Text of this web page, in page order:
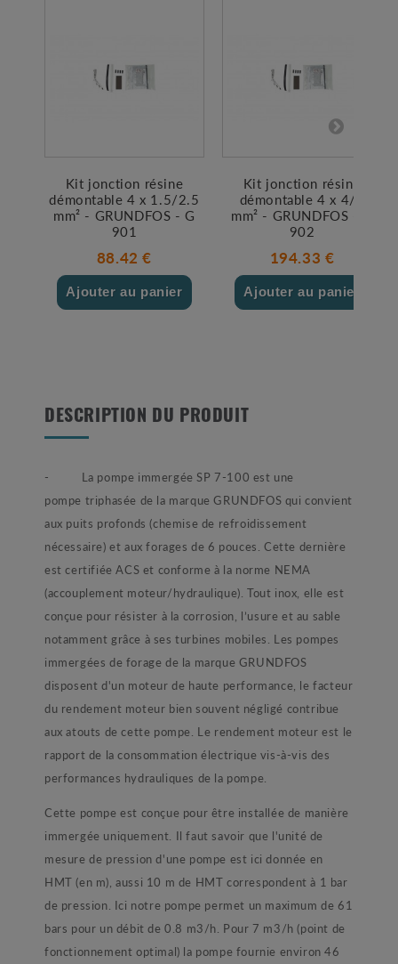
Kit jonction résine
démontable 4 x 1.5/2.5
mm² - GRUNDFOS - G
901
88.42 €
Ajouter au panier
Kit jonction résine
démontable 4 x 4/6
mm² - GRUNDFOS - G
902
194.33 €
Ajouter au panier
DESCRIPTION DU PRODUIT
- La pompe immergée SP 7-100 est une
pompe triphasée de la marque GRUNDFOS qui convient
aux puits profonds (chemise de refroidissement
nécessaire) et aux forages de 6 pouces. Cette dernière
est certifiée ACS et conforme à la norme NEMA
(accouplement moteur/hydraulique). Tout inox, elle est
conçue pour résister à la corrosion, l’usure et au sable
notamment grâce à ses turbines mobiles. Les pompes
immergées de forage de la marque GRUNDFOS
disposent d'un moteur de haute performance, le facteur
du rendement moteur bien souvent négligé contribue
aux atouts de cette pompe. Le rendement moteur est le
rapport de la consommation électrique vis-à-vis des
performances hydrauliques de la pompe.
Cette pompe est conçue pour être installée de manière
immergée uniquement. Il faut savoir que l'unité de
mesure de pression d'une pompe est ici donnée en
HMT (en m), aussi 10 m de HMT correspondent à 1 bar
de pression. Ici notre pompe permet un maximum de 61
bars pour un débit de 0.8 m3/h. Pour 7 m3/h (point de
fonctionnement optimal) la pompe fournie environ 46